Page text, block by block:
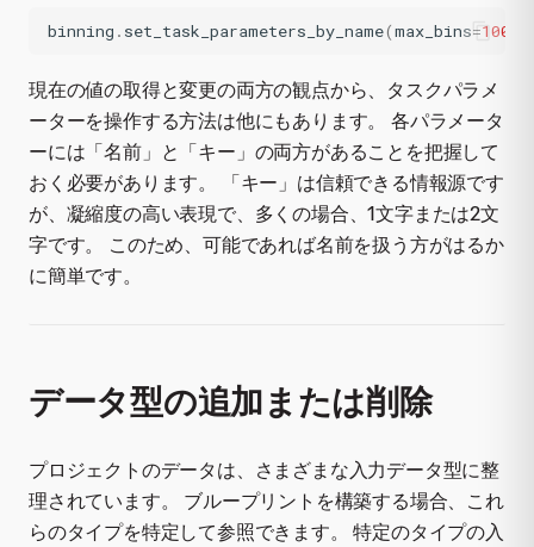
binning . set_task_parameters_by_name(max_bins=100
現在の値の取得と変更の両方の観点から、タスクパラメ
ーターを操作する方法は他にもあります。 各パラメータ
ーには「名前」と「キー」の両方があることを把握して
おく必要があります。 「キー」は信頼できる情報源です
が、凝縮度の高い表現で、多くの場合、1文字または2文
字です。 このため、可能であれば名前を扱う方がはるか
に簡単です。
データ型の追加または削除
プロジェクトのデータは、さまざまな入力データ型に整
理されています。 ブループリントを構築する場合、これ
らのタイプを特定して参照できます。 特定のタイプの入